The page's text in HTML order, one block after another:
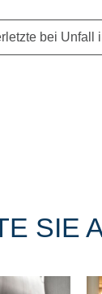
bei Unfall
SIE